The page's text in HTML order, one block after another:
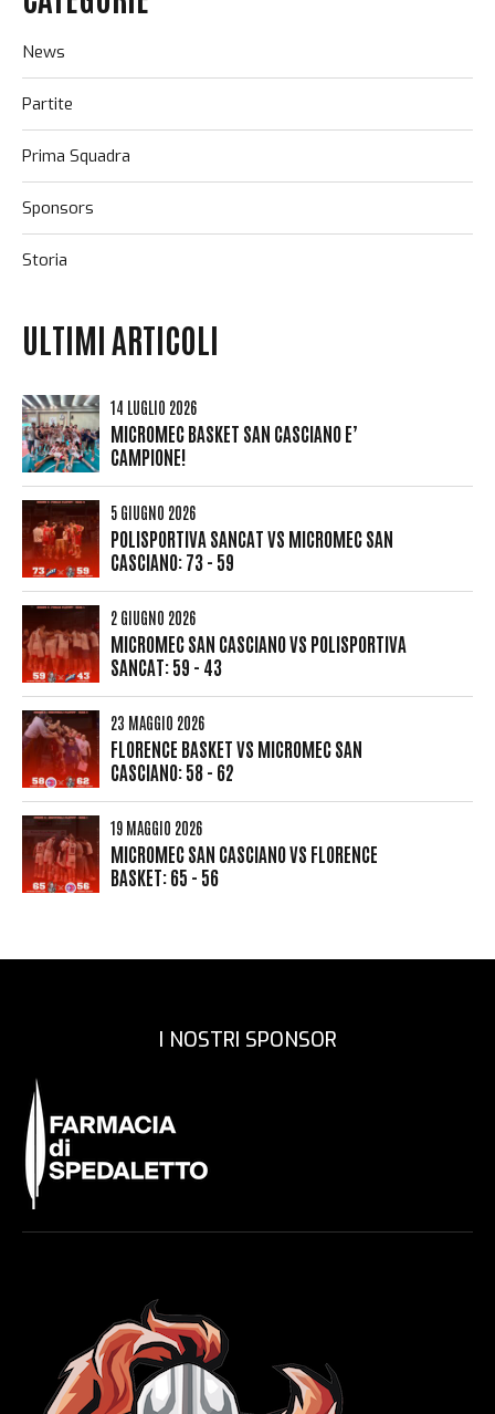
News
Partite
Prima Squadra
Sponsors
Storia
ULTIMI ARTICOLI
14 LUGLIO 2026
MICROMEC BASKET SAN CASCIANO E’
CAMPIONE!
5 GIUGNO 2026
POLISPORTIVA SANCAT VS MICROMEC SAN
CASCIANO: 73 - 59
2 GIUGNO 2026
MICROMEC SAN CASCIANO VS POLISPORTIVA
SANCAT: 59 - 43
23 MAGGIO 2026
FLORENCE BASKET VS MICROMEC SAN
CASCIANO: 58 - 62
19 MAGGIO 2026
MICROMEC SAN CASCIANO VS FLORENCE
BASKET: 65 - 56
I NOSTRI SPONSOR